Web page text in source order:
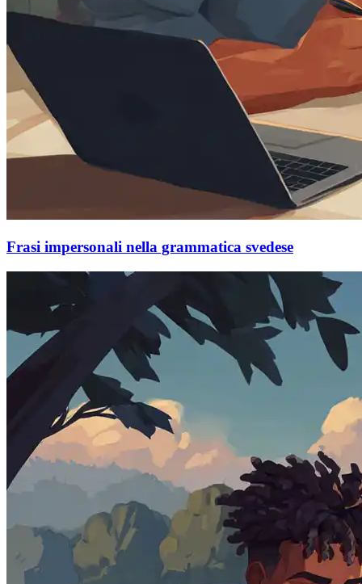
Frasi impersonali nella grammatica svedese